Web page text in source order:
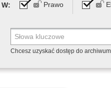
Prawo
Chcesz uzyskać dostęp do